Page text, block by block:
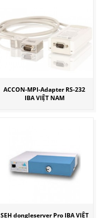
ACCON-MPI-Adapter RS-232
IBA VIỆT NAM
SEH dongleserver Pro IBA VIỆT